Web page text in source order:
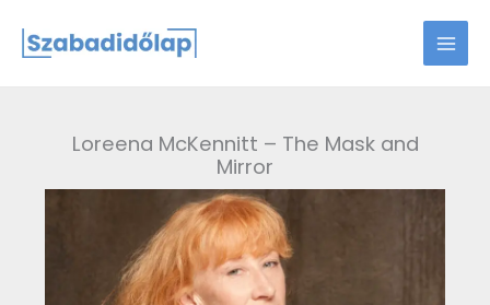
content
Loreena McKennitt – The Mask and
Mirror